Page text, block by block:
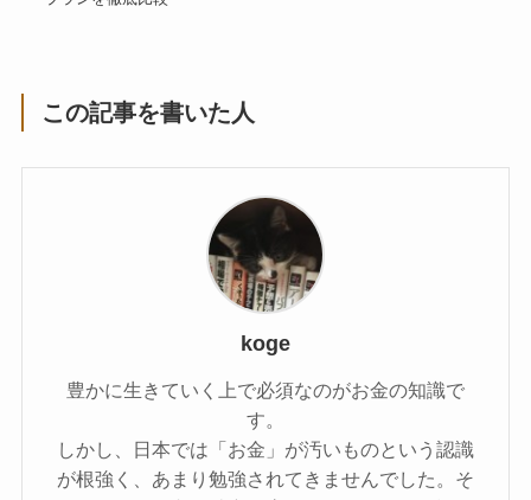
この記事を書いた人
koge
豊かに生きていく上で必須なのがお金の知識で
す。
しかし、日本では「お金」が汚いものという認識
が根強く、あまり勉強されてきませんでした。そ